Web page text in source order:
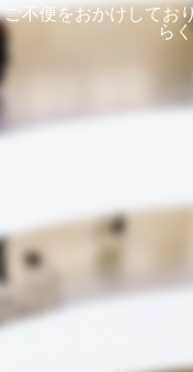
ご不便をおかけしてお
ら